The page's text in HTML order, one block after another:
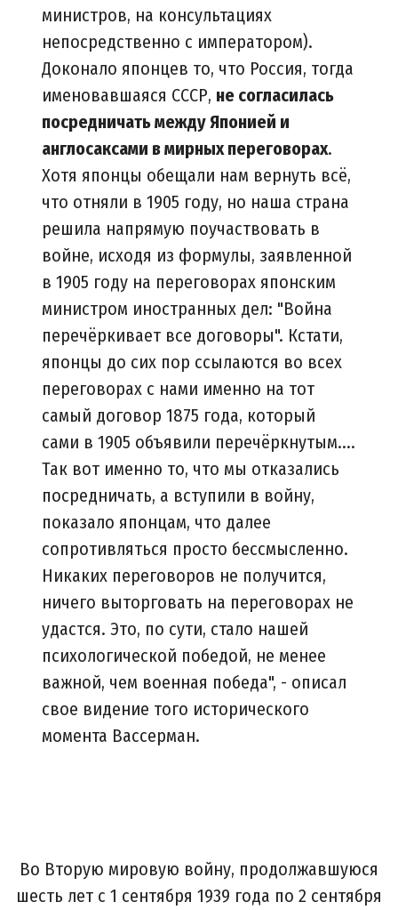
министров, на консультациях
непосредственно с императором).
Доконало японцев то, что Россия, тогда
именовавшаяся СССР, не согласилась
посредничать между Японией и
англосаксами в мирных переговорах.
Хотя японцы обещали нам вернуть всё,
что отняли в 1905 году, но наша страна
решила напрямую поучаствовать в
войне, исходя из формулы, заявленной
в 1905 году на переговорах японским
министром иностранных дел: "Война
перечёркивает все договоры". Кстати,
японцы до сих пор ссылаются во всех
переговорах с нами именно на тот
самый договор 1875 года, который
сами в 1905 объявили перечёркнутым....
Так вот именно то, что мы отказались
посредничать, а вступили в войну,
показало японцам, что далее
сопротивляться просто бессмысленно.
Никаких переговоров не получится,
ничего выторговать на переговорах не
удастся. Это, по сути, стало нашей
психологической победой, не менее
важной, чем военная победа", - описал
свое видение того исторического
момента Вассерман.
Во Вторую мировую войну, продолжавшуюся
шесть лет с 1 сентября 1939 года по 2 сентября